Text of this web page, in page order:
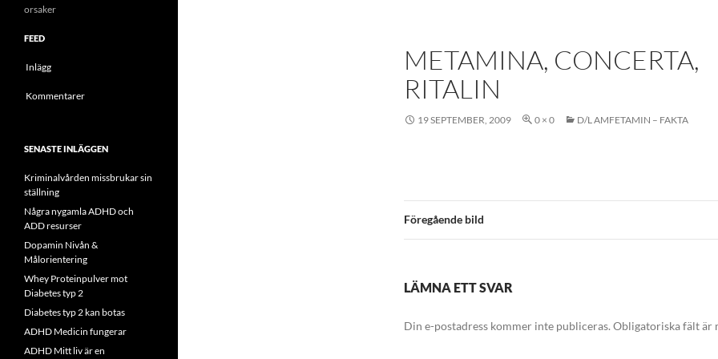
METAMINA, CONCERTA,
RITALIN
19 SEPTEMBER, 2009 0 × 0 D/L AMFETAMIN – FAKTA
Föregående bild
LÄMNA ETT SVAR
Din e-postadress kommer inte publiceras. Obligatoriska fält är
orsaker
FEED
Inlägg
Kommentarer
SENASTE INLÄGGEN
Kriminalvården missbrukar sin
ställning
Några nygamla ADHD och
ADD resurser
Dopamin Nivån &
Målorientering
Whey Proteinpulver mot
Diabetes typ 2
Diabetes typ 2 kan botas
ADHD Medicin fungerar
ADHD Mitt liv är en